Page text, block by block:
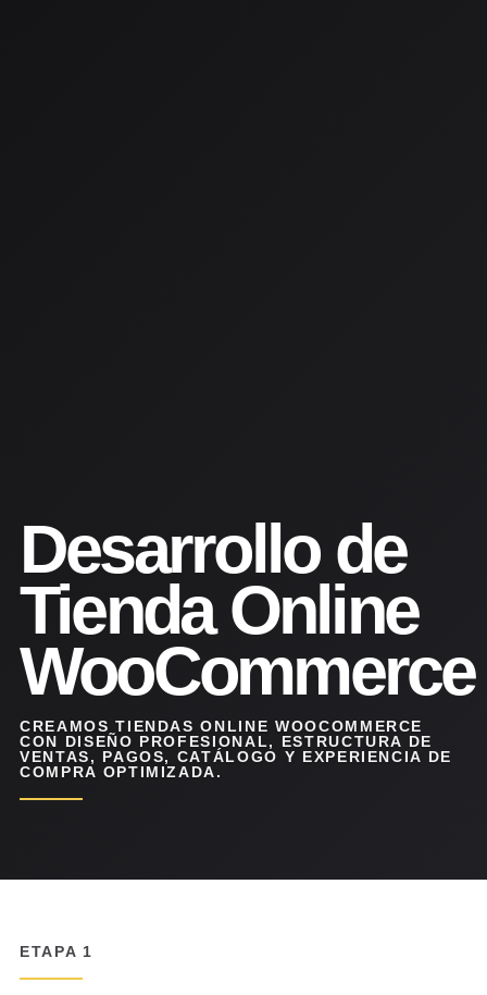
Desarrollo de
Tienda Online
WooCommerce
CREAMOS TIENDAS ONLINE WOOCOMMERCE
CON DISEÑO PROFESIONAL, ESTRUCTURA DE
VENTAS, PAGOS, CATÁLOGO Y EXPERIENCIA DE
COMPRA OPTIMIZADA.
ETAPA 1